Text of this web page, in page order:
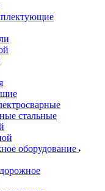
стальные
оборудование